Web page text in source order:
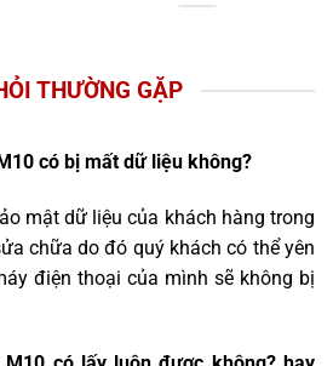
THƯỜNG GẶP
có bị mất dữ liệu không?
mật dữ liệu của khách hàng trong
chữa do đó quý khách có thể yên
điện thoại của mình sẽ không bị